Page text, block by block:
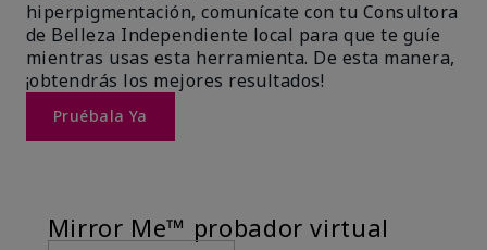
hiperpigmentación, comunícate con tu Consultora
de Belleza Independiente local para que te guíe
mientras usas esta herramienta. De esta manera,
¡obtendrás los mejores resultados!
Pruébala Ya
Mirror Me™ probador virtual